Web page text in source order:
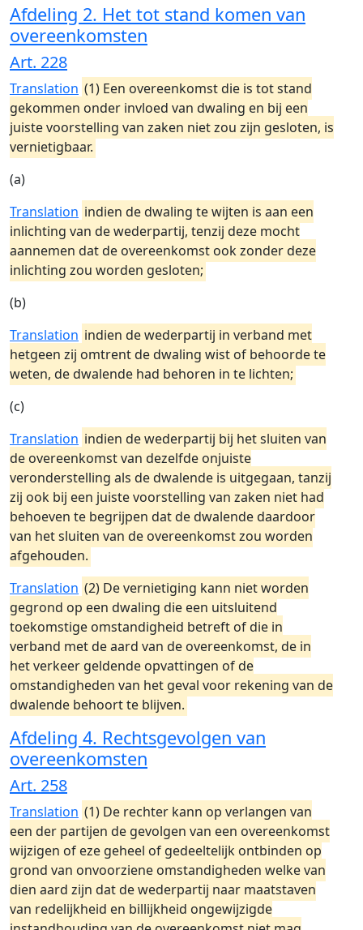
Afdeling 2. Het tot stand komen van
overeenkomsten
Art. 228
Translation (1) Een overeenkomst die is tot stand
gekommen onder invloed van dwaling en bij een
juiste voorstelling van zaken niet zou zijn gesloten, is
vernietigbaar.
(a)
Translation indien de dwaling te wijten is aan een
inlichting van de wederpartij, tenzij deze mocht
aannemen dat de overeenkomst ook zonder deze
inlichting zou worden gesloten;
(b)
Translation indien de wederpartij in verband met
hetgeen zij omtrent de dwaling wist of behoorde te
weten, de dwalende had behoren in te lichten;
(c)
Translation indien de wederpartij bij het sluiten van
de overeenkomst van dezelfde onjuiste
veronderstelling als de dwalende is uitgegaan, tanzij
zij ook bij een juiste voorstelling van zaken niet had
behoeven te begrijpen dat de dwalende daardoor
van het sluiten van de overeenkomst zou worden
afgehouden.
Translation (2) De vernietiging kann niet worden
gegrond op een dwaling die een uitsluitend
toekomstige omstandigheid betreft of die in
verband met de aard van de overeenkomst, de in
het verkeer geldende opvattingen of de
omstandigheden van het geval voor rekening van de
dwalende behoort te blijven.
Afdeling 4. Rechtsgevolgen van
overeenkomsten
Art. 258
Translation (1) De rechter kann op verlangen van
een der partijen de gevolgen van een overeenkomst
wijzigen of eze geheel of gedeeltelijk ontbinden op
grond van onvoorziene omstandigheden welke van
dien aard zijn dat de wederpartij naar maatstaven
van redelijkheid en billijkheid ongewijzigde